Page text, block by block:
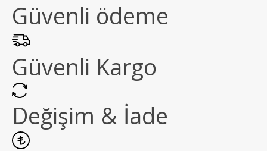
Güvenli ödeme
Güvenli Kargo
Değişim & İade